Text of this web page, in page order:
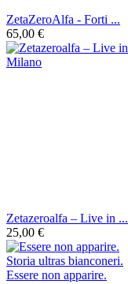
ZetaZeroAlfa - Forti ...
65,00 €
Zetazeroalfa – Live in ...
25,00 €